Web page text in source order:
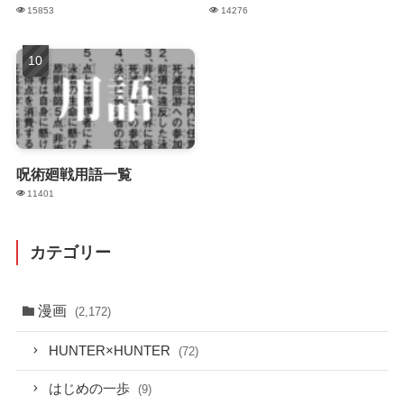
15853 14276
呪術廻戦用語一覧
11401
カテゴリー
漫画 (2,172)
HUNTER×HUNTER (72)
はじめの一歩 (9)